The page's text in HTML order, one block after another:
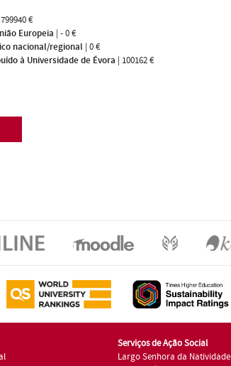
799940 €
Europeia | - 0 €
nacional/regional | 0 €
à Universidade de Évora | 100162 €
Serviços de Ação Social
Largo Senhora da Natividade